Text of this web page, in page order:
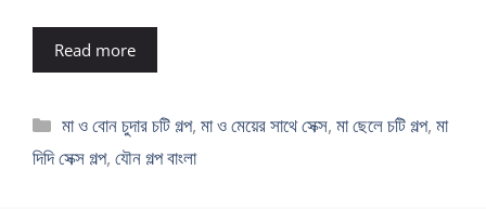
Read more
Categories
মা ও বোন চুদার চটি গল্প,মা ও মেয়ের সাথে সেক্স,মা ছেলে চটি গল্প,মা
দিদি সেক্স গল্প, যৌন গল্প বাংলা